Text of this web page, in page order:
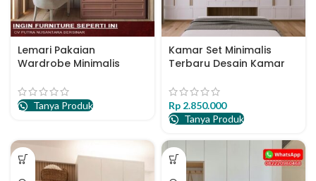
Lemari Pakaian
Wardrobe Minimalis
Tanya Produk
Kamar Set Minimalis
Terbaru Desain Kamar
Rp 2.850.000
Tanya Produk